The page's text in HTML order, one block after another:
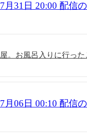
月31日 20:00 配信
。お風呂入りに行っ
月06日 00:10 配信